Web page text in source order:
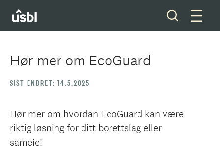
Våre tjenester
Ditt styreverv
Hør mer om EcoGuard
SIST ENDRET: 14.5.2025
Hør mer om hvordan EcoGuard kan være
riktig løsning for ditt borettslag eller
sameie!